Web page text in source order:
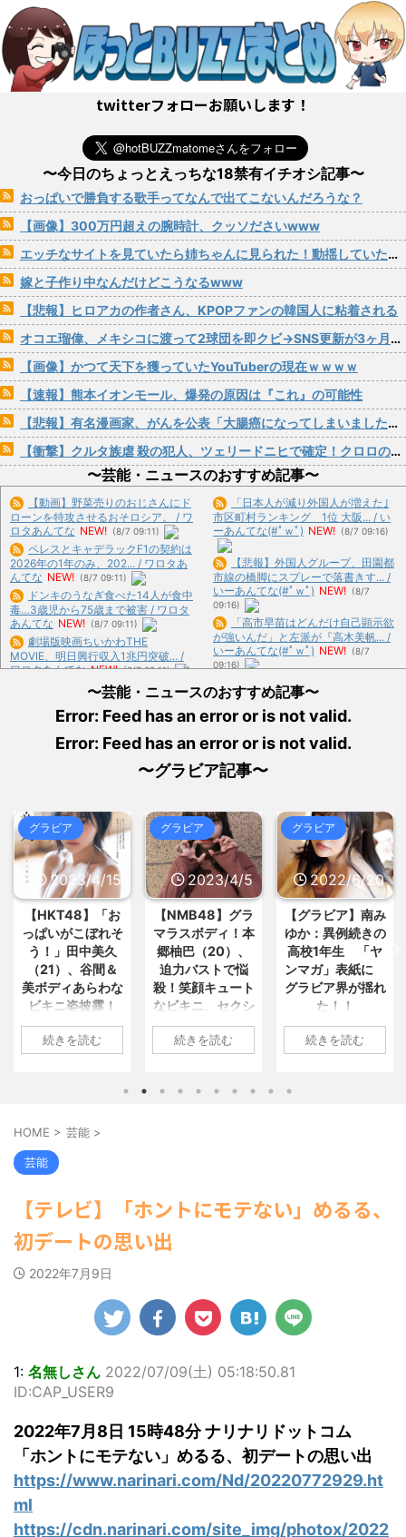
twitterフォローお願いします！
〜今日のちょっとえっちな18禁有イチオシ記事〜
おっぱいで勝負する歌手ってなんで出てこないんだろうな？
【画像】300万円超えの腕時計、クッソださいwww
エッチなサイトを見ていたら姉ちゃんに見られた！動揺していたら姉ちゃんからまさかの一言が…
嫁と子作り中なんだけどこうなるwww
【悲報】ヒロアカの作者さん、KPOPファンの韓国人に粘着される
オコエ瑠偉、メキシコに渡って2球団を即クビ→SNS更新が3ヶ月間止まって消息不明に
【画像】かつて天下を獲っていたYouTuberの現在ｗｗｗｗ
【速報】熊本イオンモール、爆発の原因は『これ』の可能性
【悲報】有名漫画家、がんを公表「大腸癌になってしまいました。肝臓に転移も見られてステージ4です」
【衝撃】クルタ族虐 殺の犯人、ツェリードニヒで確定！クロロの演劇のせいで2人も無駄死ににwwww
〜芸能・ニュースのおすすめ記事〜
【動画】野菜売りのおじさんにド
ローンを特攻させるおそロシア。 / ワ
ロタあんてな NEW! (8/7 09:11)
ペレスとキャデラックF1の契約は
2026年の1年のみ、202... / ワロタあ
んてな NEW! (8/7 09:11)
ドンキのうなぎ食べた14人が食中
毒…3歳児から75歳まで被害 / ワロタ
あんてな NEW! (8/7 09:11)
劇場版映画ちいかわTHE
MOVIE、明日興行収入1兆円突破... /
ワロタあんてな NEW! (8/7 09:11)
【朗報】中居正広さん、また聖人
エピソードが追加されるｗｗｗｗ... /
ワロタあんてな NEW! (8/7 09:11)
やろｗｗ」ワイ「だよなｗｗｗさ... /
(8/7 08:07)
め
NEW! (8/7 08:03)
【悲報】クロちゃん、とち狂った
ツイートをするwww / おまとめ : お
すすめ
NEW! (8/7 08:03)
みんなは職場のBBQなに持ってけ
ば嬉しい？ / おまとめ : おすすめ
NEW!
(8/7 07:54)
街路樹に偽装した警察官、スマホ
のながら運転を6時間で74件摘... / お
まとめ : おすすめ NEW! (8/7 07:49)
【信長の野望・新生】米問屋をど
ういう時にどこに建てるのかわか... /
(8/29 00:02)
安倍国葬たったの2.5億円に批判
願が死ぬほど / 気になるニュースまと
めアンテナ
(8/29 00:00)
【モバマスSS】志希「苺の美味し
い食べ方。そして雪美と食べる... / 気
00:00)
【速報】スプラトゥーン公式、謝
罪 / 気になるニュースまとめアンテナ
(8/28 23:50)
Powered by livedoor 相互
「日本人が減り外国人が増えた｣
市区町村ランキング 1位 大阪... / い
ーあんてな(#ﾟｗﾟ) NEW! (8/7 09:16)
【悲報】外国人グループ、田園都
市線の橋脚にスプレーで落書きす... /
いーあんてな(#ﾟｗﾟ) NEW! (8/7
09:16)
「高市早苗はどんだけ自己顕示欲
が強いんだ」と左派が『高木美帆... /
いーあんてな(#ﾟｗﾟ) NEW! (8/7
09:16)
西側からの手痛い指摘に激怒した
中国総領事館、「これが米国人Y... /
いーあんてな(#ﾟｗﾟ) NEW!
09:16)
高市首相の熊本視察動画にケチを
いーあんてな(#ﾟｗﾟ)
全に絶たれた不遇の名作6選 / 5chま
とめMAP(総合)
NEW! (8/7 09:15)
韓国人「韓国人の日本への好感度
が最高記録を達成した理由」 / 5chま
とめMAP(総合) NEW! (8/7 09:13)
米、10kg5,000円ｗｗｗｗｗｗ /
5chまとめMAP(総合) NEW! (8/7
09:11)
【必見】ドン・キホーテ露店、う
なぎの蒲焼きで食中毒発生‼ / 5chま
とめMAP(総合) NEW! (8/7 09:11)
【日本水産物輸入禁止に釈明が必
要】 韓国のCPTPP加盟への... / 5chま
海外「日本よ、お前がナンバーワ
ンだ」 熊本地震直後の日本の対... / に
【画像】おまえらこういう地雷系
勇気を出して白人美女にチン凸し
ゅーすなう！ まとめアンテナ
21:56)
Powered by livedoor 相互
〜芸能・ニュースのおすすめ記事〜
Error: Feed has an error or is not valid.
Error: Feed has an error or is not valid.
〜グラビア記事〜
ビア
2023/4/15
】「お
いがこぼれそ
」田中美久
）、谷間＆
ディあらわな
ニ姿披露！
っちいすぎ
絶賛の声殺到
の田中美久
は4月8日、自
Instagramを更
らわになった
ニ姿を披露し
た。 「素敵
綺麗」 田中さ
キニを着用し
上に横たわ
大人っぽい表
あらわになっ
元や引き締ま
腹筋など、美
ボディがとて
クシーです
2枚目はモノ
続きを読む
グラビア
2023/4/5
【NMB48】グラ
マラスボディ！本
郷柚巴（20）、
迫力バストで悩
殺！笑顔キュート
なビキニ、セクシ
ーニット、ランジ
ェリー姿披露
2023/04/01(土)
イト『ヤングアニ
ビアに初登場し
中の本郷。 今回、
サイトには15カッ
際立つタイトなセ
キュートなビキ
ニ、迫力バスト目
を引くランジェリ
ー姿のカットなど
続きを読む
グラビア
2022/6/20
【グラビア】南み
ゆか：異例続きの
高校1年生 「ヤ
ンマガ」表紙に
グラビア界が揺れ
1: 名無しさん
2022/06/20(月)
「OS☆K」の南み
ゆかさんが、6月
に登場した。 南さ
んは2005年10月10
紙を飾ったことが
「異例続きの高校1
年生にグラビア界
が揺れた！！」と
紹介され、水着姿
続きを読む
グ
【速
川翔
2
トほ
本作
HOME > 芸能 >
芸能
【テレビ】「ホントにモテない」めるる、
初デートの思い出
2022年7月9日
1: 名無しさん 2022/07/09(土) 05:18:50.81
ID:CAP_USER9
2022年7月8日 15時48分 ナリナリドットコム
「ホントにモテない」めるる、初デートの思い出
https://www.narinari.com/Nd/20220772929.ht
ml
https://cdn.narinari.com/site_img/photox/2022